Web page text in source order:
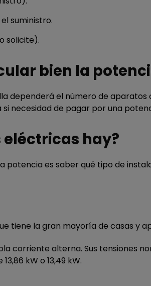
suministro.
solicite).
bien la
dependerá el número de
necesidad de pagar por una
eléctricas hay?
es saber qué tipo de
tiene la gran mayoría de casas y
corriente alterna. Sus tensiones
kW o 13,49 kW.